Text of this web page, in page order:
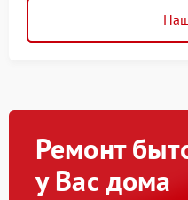
Ремонт
у Вас дома